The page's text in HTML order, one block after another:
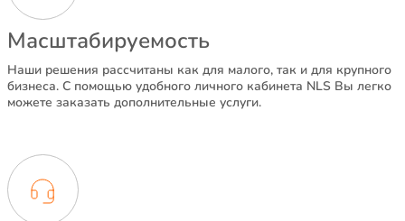
Масштабируемость
Наши решения рассчитаны как для малого, так и для крупного
бизнеса. С помощью удобного личного кабинета NLS Вы легко
можете заказать дополнительные услуги.